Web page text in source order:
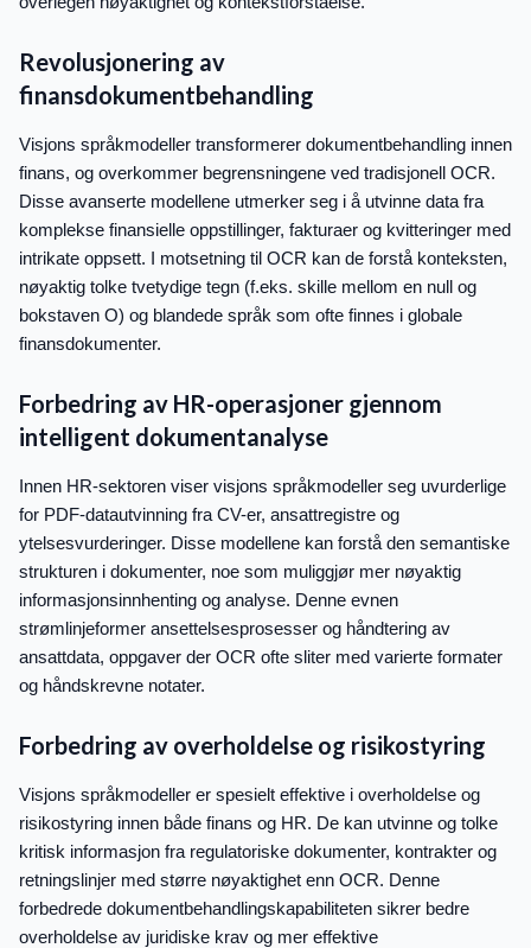
Revolusjonering av
finansdokumentbehandling
Visjons språkmodeller transformerer dokumentbehandling innen
finans, og overkommer begrensningene ved tradisjonell OCR.
Disse avanserte modellene utmerker seg i å utvinne data fra
komplekse finansielle oppstillinger, fakturaer og kvitteringer med
intrikate oppsett. I motsetning til OCR kan de forstå konteksten,
nøyaktig tolke tvetydige tegn (f.eks. skille mellom en null og
bokstaven O) og blandede språk som ofte finnes i globale
finansdokumenter.
Forbedring av HR-operasjoner gjennom
intelligent dokumentanalyse
Innen HR-sektoren viser visjons språkmodeller seg uvurderlige
for PDF-datautvinning fra CV-er, ansattregistre og
ytelsesvurderinger. Disse modellene kan forstå den semantiske
strukturen i dokumenter, noe som muliggjør mer nøyaktig
informasjonsinnhenting og analyse. Denne evnen
strømlinjeformer ansettelsesprosesser og håndtering av
ansattdata, oppgaver der OCR ofte sliter med varierte formater
og håndskrevne notater.
Forbedring av overholdelse og risikostyring
Visjons språkmodeller er spesielt effektive i overholdelse og
risikostyring innen både finans og HR. De kan utvinne og tolke
kritisk informasjon fra regulatoriske dokumenter, kontrakter og
retningslinjer med større nøyaktighet enn OCR. Denne
forbedrede dokumentbehandlingskapabiliteten sikrer bedre
overholdelse av juridiske krav og mer effektive